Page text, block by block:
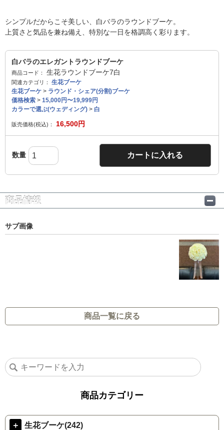
シンプルだからこそ美しい、白バラのラウンドブーケ。
上質さと気品を兼ね備え、特別な一日を格調高く彩ります。
白バラのエレガントラウンドブーケ
商品コード： 生花ラウンドブーケ7白
関連カテゴリ：
生花ブーケ
生花ブーケ > ラウンド・シェア(分割)ブーケ
価格検索 > 15,000円〜19,999円
カラーで選ぶ(ウェディング) > 白
販売価格(税込)： 16,500円
数量 カートに入れる
商品情報
サブ画像
商品一覧に戻る
商品カテゴリー
＋ 生花ブーケ(242)